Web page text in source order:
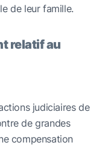
de leur famille.
relatif au
judiciaires de
de grandes
compensation